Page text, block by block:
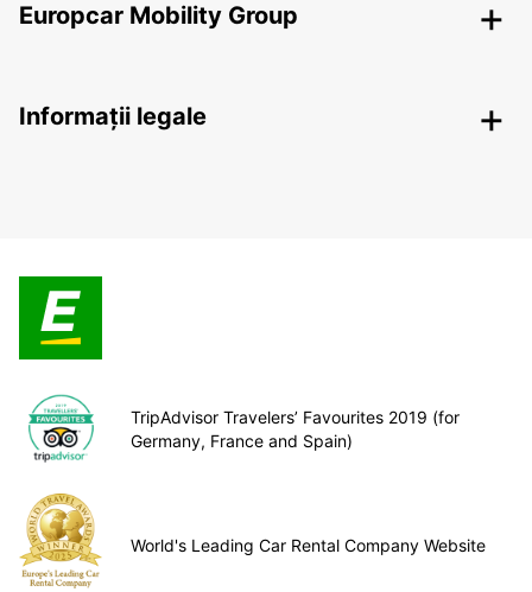
Europcar Mobility Group
Informații legale
TripAdvisor Travelers’ Favourites 2019 (for
Germany, France and Spain)
World's Leading Car Rental Company Website